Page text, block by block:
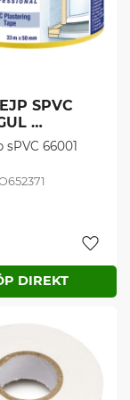
SPVC
(1 st/frp)
sPVC 66001
Lägg